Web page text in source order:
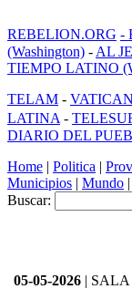
REBELION.ORG -
(Washington) - AL
TIEMPO LATINO
TELAM -
LATINA -
DIARIO DEL
Home | Politica |
Municipios | Mundo |
Buscar:
05-05-2026 |